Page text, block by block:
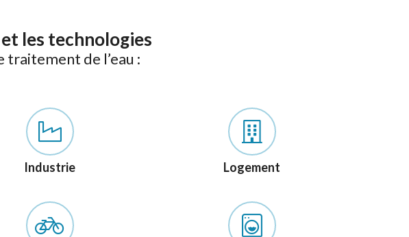
les technologies
de l’eau :
Industrie Logement